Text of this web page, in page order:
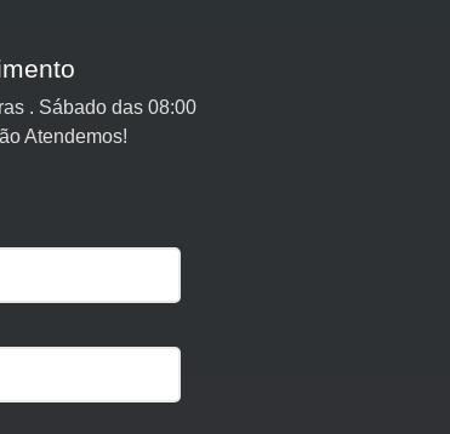
. Sábado das 08:00
Atendemos!